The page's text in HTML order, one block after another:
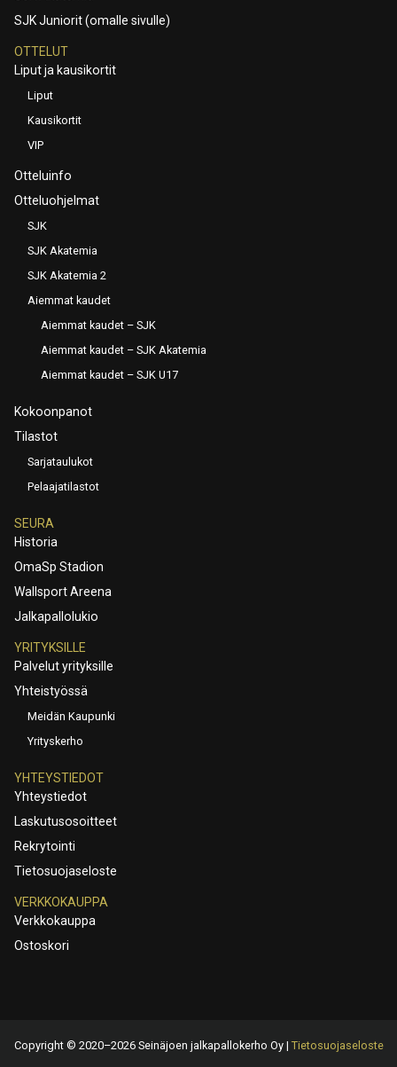
SJK Juniorit (omalle sivulle)
OTTELUT
Liput ja kausikortit
Liput
Kausikortit
VIP
Otteluinfo
Otteluohjelmat
SJK
SJK Akatemia
SJK Akatemia 2
Aiemmat kaudet
Aiemmat kaudet – SJK
Aiemmat kaudet – SJK Akatemia
Aiemmat kaudet – SJK U17
Kokoonpanot
Tilastot
Sarjataulukot
Pelaajatilastot
SEURA
Historia
OmaSp Stadion
Wallsport Areena
Jalkapallolukio
YRITYKSILLE
Palvelut yrityksille
Yhteistyössä
Meidän Kaupunki
Yrityskerho
YHTEYSTIEDOT
Yhteystiedot
Laskutusosoitteet
Rekrytointi
Tietosuojaseloste
VERKKOKAUPPA
Verkkokauppa
Ostoskori
Copyright © 2020–2026 Seinäjoen jalkapallokerho Oy | Tietosuojaseloste